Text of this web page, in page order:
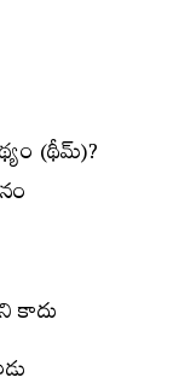
(థీమ్)?
కాదు